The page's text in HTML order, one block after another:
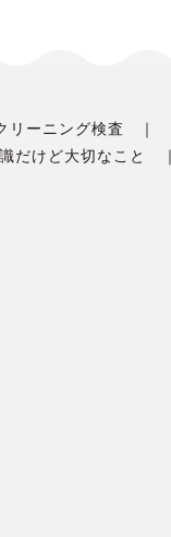
リーニング検査
だけど大切なこと